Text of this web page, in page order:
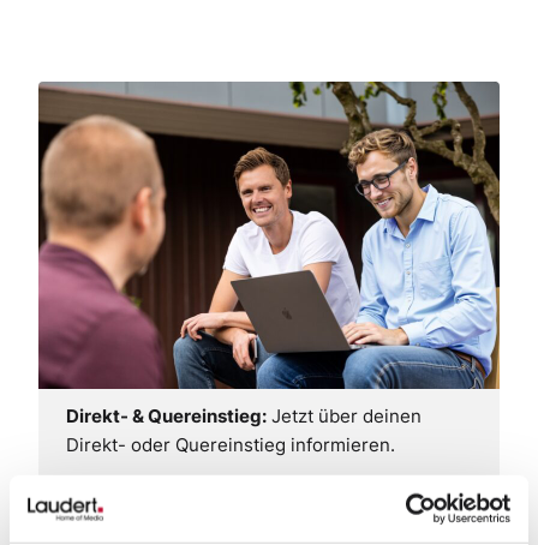
Direkt- & Quereinstieg:Jetzt über deinen
Direkt- oder Quereinstieg informieren.
Jetzt ansehen